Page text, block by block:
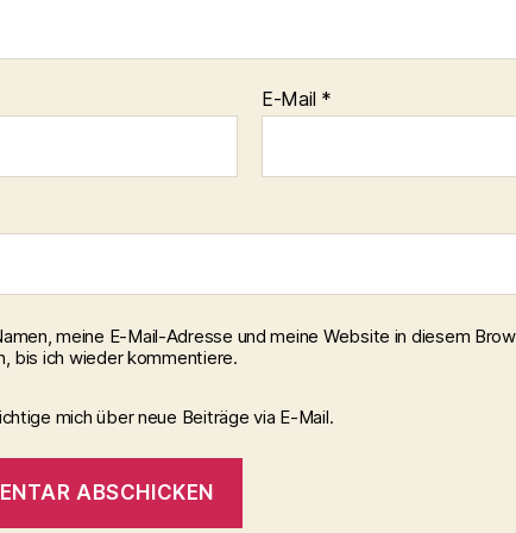
E-Mail *
meine E-Mail-Adresse und meine Website in diesem
bis ich wieder kommentiere.
mich über neue Beiträge via E-Mail.